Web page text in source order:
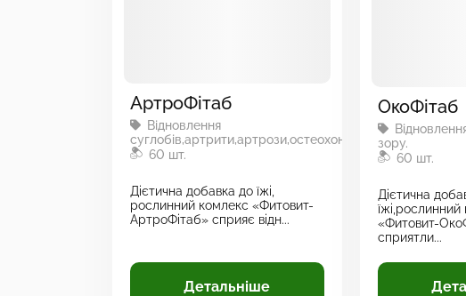
АртроФітаб
Відновлення
суглобів,артрити,артрози,остеохондроз.
60 шт.
Дієтична добавка до їжі,
рослинний комлекс «Фитовит-
АртроФітаб» сприяє відн...
Детальніше
ОкоФітаб
зору.
60 шт.
Дієтична
їжі,рослинний
«Фитовит-
сприятли...